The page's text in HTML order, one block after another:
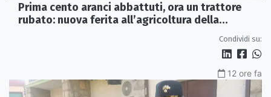
Prima cento aranci abbattuti, ora un trattore
rubato: nuova ferita all’agricoltura della
Condividi su:
12 ore fa